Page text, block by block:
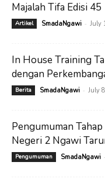
Majalah Tifa Edisi 45
Artikel SmadaNgawi - July
In House Training
dengan
Berita SmadaNgawi - July
Pengumuman
Negeri 2 Ngawi
Pengumuman SmadaNgawi -